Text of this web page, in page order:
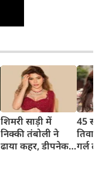
शिमरी साड़ी में
निक्की तंबोली ने
ढाया कहर, डीपनेक
45
गर्ल